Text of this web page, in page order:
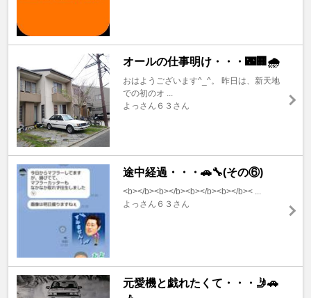
オールの仕事明け・・・🌃🏢🌧️
おはようございます^⁠_⁠^。 昨日は、新天地
での初のオ ...
よっさん６３さん
途中経過・・・🚗🔧(その⑥)
<b></b><b></b><b></b><b></b>< ...
よっさん６３さん
元愛機と戯れたくて・・・🤳🚗